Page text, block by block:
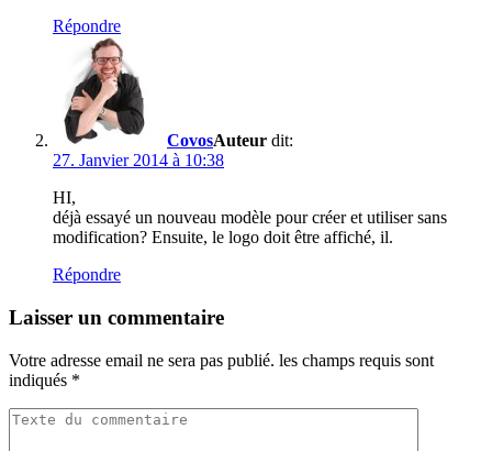
Répondre
Covos
dit:
27. Janvier 2014 à 10:38
HI,
déjà essayé un nouveau modèle pour créer et utiliser sans
modification? Ensuite, le logo doit être affiché, il.
Répondre
Laisser un commentaire
Votre adresse email ne sera pas publié. les champs requis sont
indiqués *